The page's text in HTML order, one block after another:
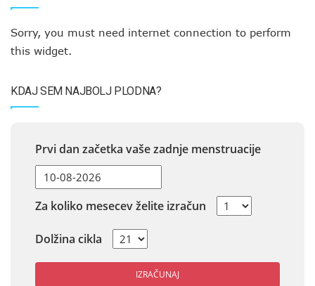
Sorry, you must need internet connection to perform
this widget.
KDAJ SEM NAJBOLJ PLODNA?
Prvi dan začetka vaše zadnje menstruacije
Za koliko mesecev želite izračun
Dolžina cikla
IZRAČUNAJ